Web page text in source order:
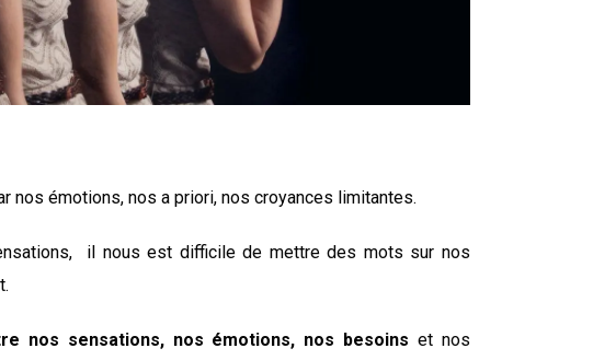
nos émotions, nos a priori, nos croyances limitantes.
il nous est difficile de mettre des mots sur nos
nos sensations, nos émotions, nos besoins et nos